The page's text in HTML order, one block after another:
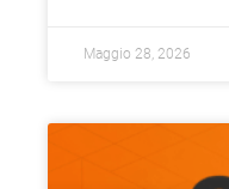
Maggio 28, 2026